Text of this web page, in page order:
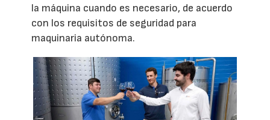
la máquina cuando es necesario, de acuerdo
con los requisitos de seguridad para
maquinaria autónoma.